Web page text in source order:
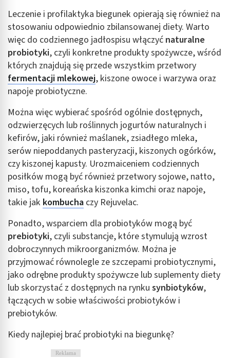
Leczenie i profilaktyka biegunek opierają się również na
stosowaniu odpowiednio zbilansowanej diety. Warto
więc do codziennego jadłospisu włączyć naturalne
probiotyki, czyli konkretne produkty spożywcze, wśród
których znajdują się przede wszystkim przetwory
fermentacji mlekowej, kiszone owoce i warzywa oraz
napoje probiotyczne.
Można więc wybierać spośród ogólnie dostępnych,
odzwierzęcych lub roślinnych jogurtów naturalnych i
kefirów, jaki również maślanek, zsiadłego mleka,
serów niepoddanych pasteryzacji, kiszonych ogórków,
czy kiszonej kapusty. Urozmaiceniem codziennych
posiłków mogą być również przetwory sojowe, natto,
miso, tofu, koreańska kiszonka kimchi oraz napoje,
takie jak kombucha czy Rejuvelac.
Ponadto, wsparciem dla probiotyków mogą być
prebiotyki, czyli substancje, które stymulują wzrost
dobroczynnych mikroorganizmów. Można je
przyjmować równolegle ze szczepami probiotycznymi,
jako odrębne produkty spożywcze lub suplementy diety
lub skorzystać z dostępnych na rynku synbiotyków,
łączących w sobie właściwości probiotyków i
prebiotyków.
Kiedy najlepiej brać probiotyki na biegunkę?
Reklama